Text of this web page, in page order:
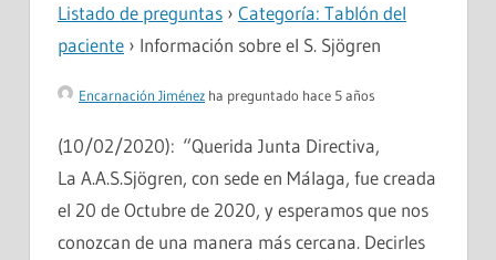
Listado de preguntas › Categoría: Tablón del
paciente › Información sobre el S. Sjögren
Encarnación Jiménez ha preguntado hace 5 años
(10/02/2020): “Querida Junta Directiva,
La A.A.S.Sjögren, con sede en Málaga, fue creada
el 20 de Octubre de 2020, y esperamos que nos
conozcan de una manera más cercana. Decirles